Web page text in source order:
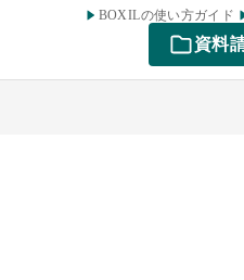
BOXILの使い方ガイド
資料